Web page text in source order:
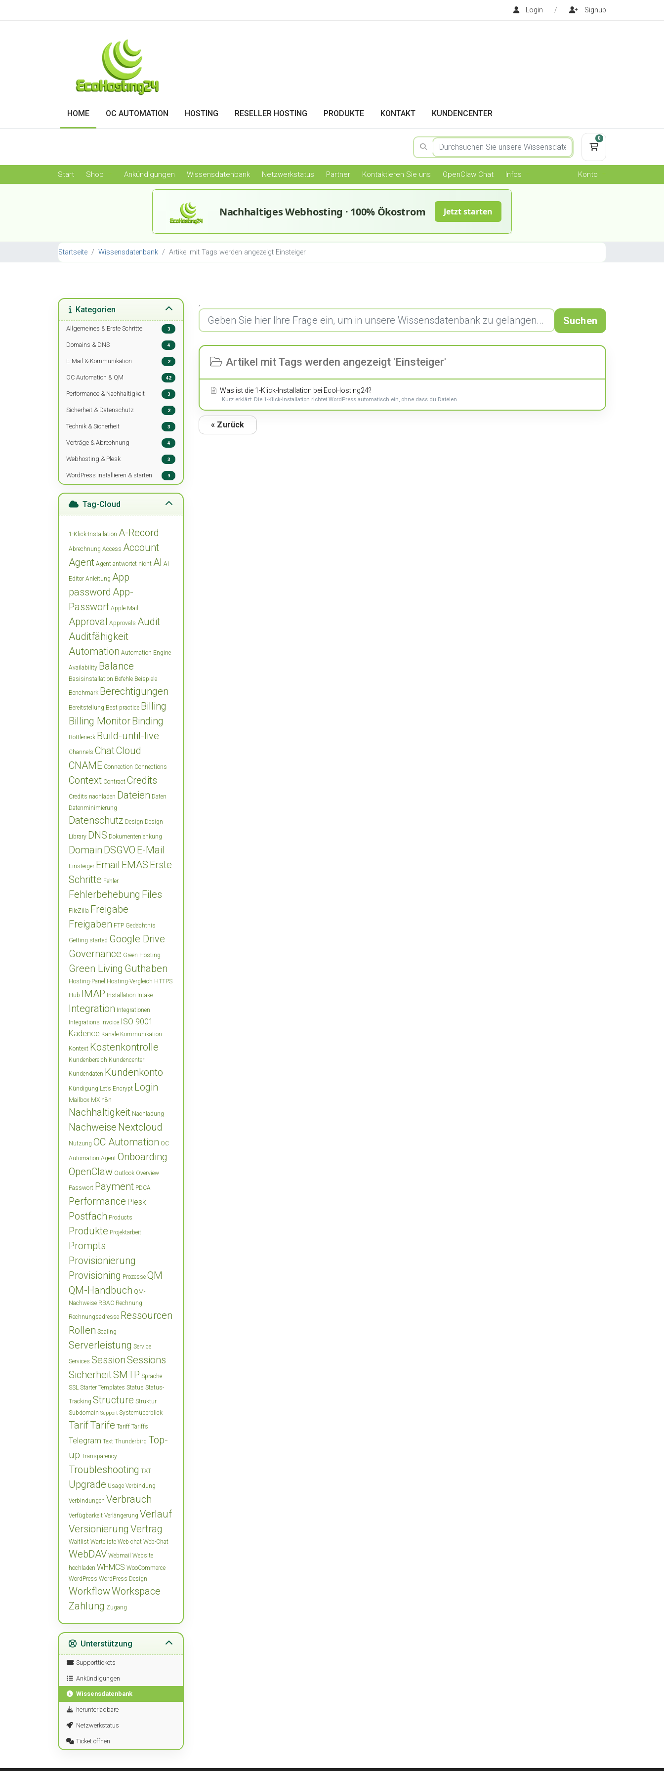
Login / Signup
HOME OC AUTOMATION HOSTING RESELLER HOSTING PRODUKTE KONTAKT KUNDENCENTER
0
Start Shop Ankündigungen Wissensdatenbank Netzwerkstatus Partner Kontaktieren Sie uns OpenClaw Chat Infos Konto
Startseite Wissensdatenbank Artikel mit Tags werden angezeigt Einsteiger
Kategorien
Allgemeines & Erste Schritte 3
Domains & DNS 4
E-Mail & Kommunikation 2
OC Automation & QM 42
Performance & Nachhaltigkeit 3
Sicherheit & Datenschutz 2
Technik & Sicherheit 3
Verträge & Abrechnung 4
Webhosting & Plesk 3
WordPress installieren & starten 9
Tag-Cloud
1-Klick-Installation A-Record
Abrechnung Access Account
Agent Agent antwortet nicht AI AI
Editor Anleitung App
password App-
Passwort Apple Mail
Approval Approvals Audit
Auditfähigkeit
Automation Automation Engine
Availability Balance
Basisinstallation Befehle Beispiele
Benchmark Berechtigungen
Bereitstellung Best practice Billing
Billing MonitorBinding
Bottleneck Build-until-live
Channels ChatCloud
CNAME Connection Connections
Context Contract Credits
Credits nachladen Dateien Daten
Datenminimierung
Datenschutz Design Design
Library DNS Dokumentenlenkung
Domain DSGVO E-Mail
Einsteiger Email EMAS Erste
Schritte Fehler
Fehlerbehebung Files
FileZilla Freigabe
Freigaben FTP Gedächtnis
Getting started Google Drive
Governance Green Hosting
Green Living Guthaben
Hosting-Panel Hosting-Vergleich HTTPS
Hub IMAP Installation Intake
Integration Integrationen
Integrations Invoice ISO 9001
Kadence Kanäle Kommunikation
Kontext Kostenkontrolle
Kundenbereich Kundencenter
Kundendaten Kundenkonto
Kündigung Let’s Encrypt Login
Mailbox MX n8n
Nachhaltigkeit Nachladung
Nachweise Nextcloud
Nutzung OC Automation OC
Automation Agent Onboarding
OpenClaw Outlook Overview
Passwort Payment PDCA
Performance Plesk
Postfach Products
Produkte Projektarbeit
Prompts
Provisionierung
Provisioning Prozesse QM
QM-Handbuch QM-
Nachweise RBAC Rechnung
Rechnungsadresse Ressourcen
Rollen Scaling
Serverleistung Service
Services SessionSessions
SicherheitSMTP Sprache
SSL Starter Templates Status Status-
Tracking Structure Struktur
Subdomain Support Systemüberblick
TarifTarife Tariff Tariffs
Telegram Text Thunderbird Top-
up Transparency
Troubleshooting TXT
Upgrade Usage Verbindung
Verbindungen Verbrauch
Verfügbarkeit Verlängerung Verlauf
Versionierung Vertrag
Waitlist Warteliste Web chat Web-Chat
WebDAV Webmail Website
hochladen WHMCS WooCommerce
WordPress WordPress Design
WorkflowWorkspace
Zahlung Zugang
Unterstützung
Supporttickets
Ankündigungen
Wissensdatenbank
herunterladbare
Netzwerkstatus
Ticket öffnen
Suchen
Artikel mit Tags werden angezeigt 'Einsteiger'
Was ist die 1-Klick-Installation bei EcoHosting24?
Kurz erklärt: Die 1-Klick-Installation richtet WordPress automatisch ein, ohne dass du Dateien...
« Zurück